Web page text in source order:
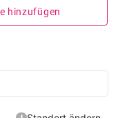
hinzufügen